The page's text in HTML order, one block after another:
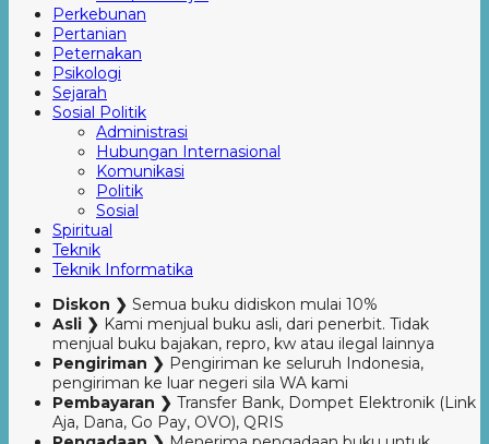
Perkebunan
Pertanian
Peternakan
Psikologi
Sejarah
Sosial Politik
Administrasi
Hubungan Internasional
Komunikasi
Politik
Sosial
Spiritual
Teknik
Teknik Informatika
Diskon ❯ Semua buku didiskon mulai 10%
Asli ❯ Kami menjual buku asli, dari penerbit. Tidak
menjual buku bajakan, repro, kw atau ilegal lainnya
Pengiriman ❯ Pengiriman ke seluruh Indonesia,
pengiriman ke luar negeri sila WA kami
Pembayaran ❯ Transfer Bank, Dompet Elektronik (Link
Aja, Dana, Go Pay, OVO), QRIS